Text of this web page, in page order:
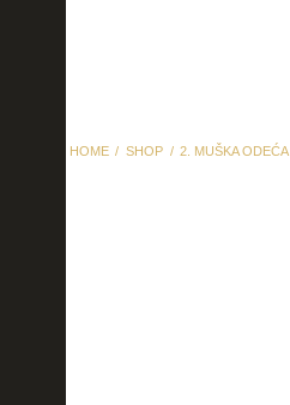
HOME SHOP 2. MUŠKA ODEĆA